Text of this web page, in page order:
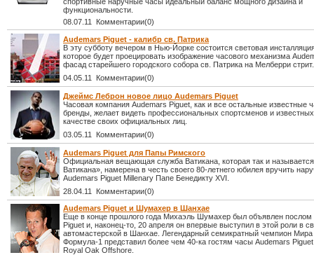
функциональности.
08.07.11 Комментарии(0)
Audemars Piguet - калибр св. Патрика
В эту субботу вечером в Нью-Йорке состоится световая
которое будет проецировать изображение часового механизма
фасад старейшего городского собора св. Патрика на Мелберри стрит.
04.05.11 Комментарии(0)
Джеймс Леброн новое лицо Audemars Piguet
Часовая компания Audemars Piguet, как и все остальные известные
бренды, желает видеть профессиональных спортсменов и
качестве своих официальных лиц.
03.05.11 Комментарии(0)
Audemars Piguet для Папы Римского
Официальная вещающая служба Ватикана, которая так и
Ватикана», намерена в честь своего 80-летнего юбилея вручить
Audemars Piguet Millenary Папе Бенедикту XVI.
28.04.11 Комментарии(0)
Audemars Piguet и Шумахер в Шанхае
Еще в конце прошлого года Михаэль Шумахер был объявлен послом
Piguet и, наконец-то, 20 апреля он впервые выступил в этой роли в
автомастерской в Шанхае. Легендарный семикратный чемпион Мира
Формула-1 представил более чем 40-ка гостям часы Audemars
Royal Oak Offshore.